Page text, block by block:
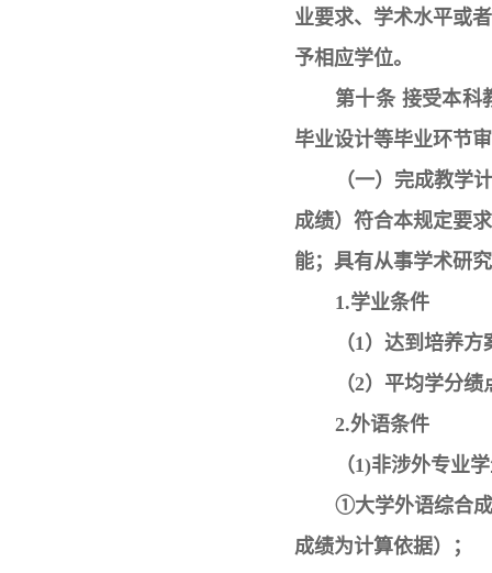
业要求、学术水平或
予相应学位。
第十条 接受本科
毕业设计等毕业环节
（一）完成教学
成绩）符合本规定要
能；具有从事学术研
1.学业条件
（1）达到培养
（2）平均学分
2.外语条件
（1)非涉外专业
①大学外语综合
成绩为计算依据）；